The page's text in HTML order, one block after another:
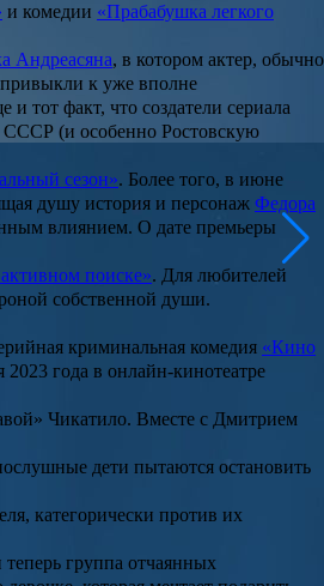
и комедии «Прабабушка легкого
Андреасяна, в котором актер, обычно
к уже вполне
тот факт, что создатели сериала
СССР (и особенно Ростовскую
сезон». Более того, в июне
душу история и персонаж Федора
влиянием. О дате премьеры
поиске». Для любителей
собственной души.
криминальная комедия «Кино
года в онлайн-кинотеатре
Чикатило. Вместе с Дмитрием
дети пытаются остановить
категорически против их
группа отчаянных